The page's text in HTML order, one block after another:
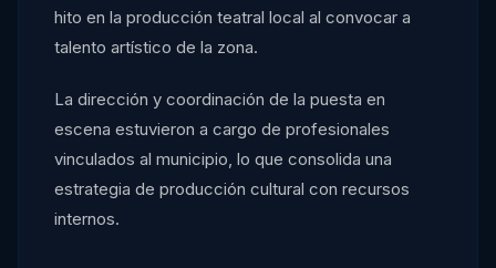
hito en la producción teatral local al convocar a
talento artístico de la zona.
La dirección y coordinación de la puesta en
escena estuvieron a cargo de profesionales
vinculados al municipio, lo que consolida una
estrategia de producción cultural con recursos
internos.